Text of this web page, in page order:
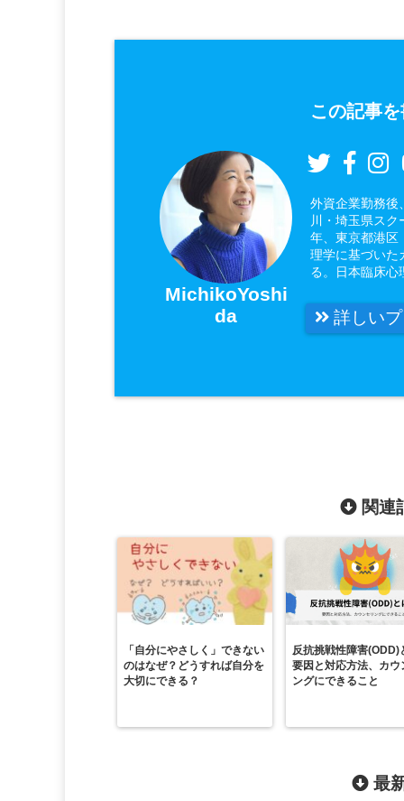
この記事
MichikoYoshi
da
外資企業勤務後
川・埼玉県ス
年、東京都港区
理学に基づいた
る。日本臨床心
詳しいプ
関連
「自分にやさしく」できない
のはなぜ？どうすれば自分を
大切にできる？
反抗挑戦性障害(ODD)
要因と対応方法、カウ
ングにできること
最